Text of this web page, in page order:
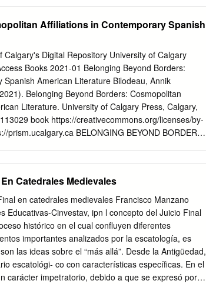
Page 2 AUGUST 2021 The Angelus From the
daily routines can become mesmerizing. We
nose to the grindstone, day after day, never looking
term future. A shortsighted Bishop Michael J. Sis
our potential and blinds us to the fullness of our
Sis to slow down, step off the treadmill, and ask
am I headed? What is my long-term God our Father,
are away in college.
Affiliations in Contemporary Spanish
Digital Repository University of Calgary
Books 2021-01 Belonging Beyond Borders:
American Literature Bilodeau, Annik
Belonging Beyond Borders: Cosmopolitan
Literature. University of Calgary Press, Calgary,
book https://creativecommons.org/licenses/by-
prism.ucalgary.ca BELONGING BEYOND BORDERS:
publication by requesting that your university
a copy yourself. If you have any questions,
Cover Art: The artwork on the cover of this book is
provisions; it cannot be reproduced in any way
their agents. The cover can be displayed as a
this work, but the artwork cannot be
specific work without breaching the artist’s
access work is published under a Creative
Catedrales Medievales
en catedrales medievales Francisco Manzano
Educativas-Cinvestav, ipn l concepto del Juicio Final
histórico en el cual confluyen diferentes
importantes analizados por la escatología, es
las ideas sobre el “más allá”. Desde la Antigüedad,
escatológi- co con características específicas. En el
carácter impetratorio, debido a que se expresó por